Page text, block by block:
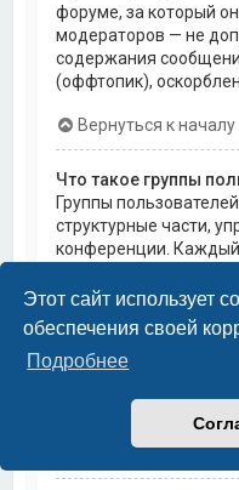
Этот сайт использует
обеспечения своей
Подробнее
форуме, за который
модераторов — не
содержания
(оффтопик),
Вернуться к началу
Что такое группы
Группы
структурные части,
конференции.
могут быть
доступа. Это
назначение прав
количеству
пользователям
Вернуться к началу